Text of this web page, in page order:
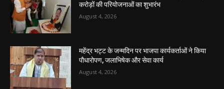
करोड़ों की परियोजनाओं का शुभारंभ
August 4, 2026
महेंद्र भट्ट के जन्मदिन पर भाजपा कार्यकर्ताओं ने किया
पौधारोपण, जलाभिषेक और सेवा कार्य
August 4, 2026